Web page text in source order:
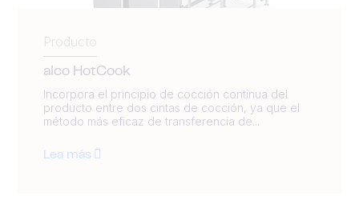
Producto
alco HotCook
Incorpora el principio de cocción continua del
producto entre dos cintas de cocción, ya que el
método más eficaz de transferencia de...
Lea más